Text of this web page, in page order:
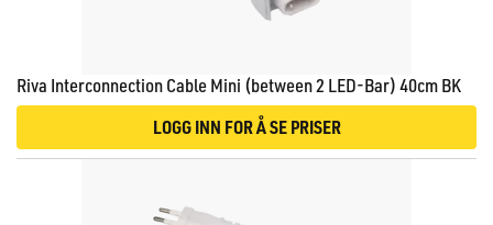
Riva Interconnection Cable Mini (between 2 LED-Bar) 40cm BK
LOGG INN FOR Å SE PRISER